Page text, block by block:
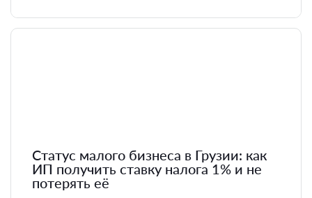
Статус малого бизнеса в Грузии: как
ИП получить ставку налога 1% и не
потерять её